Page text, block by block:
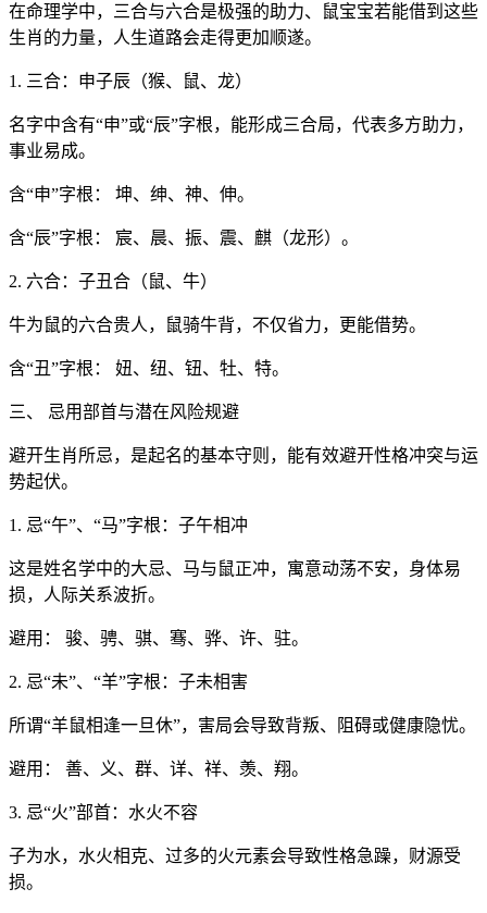
在命理学中，三合与六合是极强的助力、鼠宝宝若能借到这些
生肖的力量，人生道路会走得更加顺遂。
1. 三合：申子辰（猴、鼠、龙）
名字中含有“申”或“辰”字根，能形成三合局，代表多方助力，
事业易成。
含“申”字根： 坤、绅、神、伸。
含“辰”字根： 宸、晨、振、震、麒（龙形）。
2. 六合：子丑合（鼠、牛）
牛为鼠的六合贵人，鼠骑牛背，不仅省力，更能借势。
含“丑”字根： 妞、纽、钮、牡、特。
三、 忌用部首与潜在风险规避
避开生肖所忌，是起名的基本守则，能有效避开性格冲突与运
势起伏。
1. 忌“午”、“马”字根：子午相冲
这是姓名学中的大忌、马与鼠正冲，寓意动荡不安，身体易
损，人际关系波折。
避用： 骏、骋、骐、骞、骅、许、驻。
2. 忌“未”、“羊”字根：子未相害
所谓“羊鼠相逢一旦休”，害局会导致背叛、阻碍或健康隐忧。
避用： 善、义、群、详、祥、羡、翔。
3. 忌“火”部首：水火不容
子为水，水火相克、过多的火元素会导致性格急躁，财源受
损。